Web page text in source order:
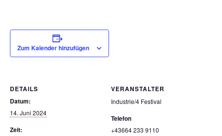
Zum Kalender hinzufügen
DETAILS
Datum:
14. Juni 2024
Zeit:
VERANSTALTER
Industrie/4 Festival
Telefon
+43664 233 9110